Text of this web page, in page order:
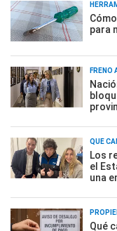
para
FRENO
QUÉ
Los
el
una
Qué